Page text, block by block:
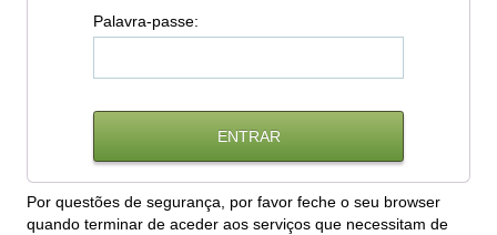
Palavra-passe:
Por questões de segurança, por favor feche o seu browser
quando terminar de aceder aos serviços que necessitam de